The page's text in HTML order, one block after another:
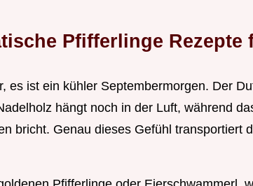
Pfifferlinge Rezepte
es ist ein kühler Septembermorgen. Der
hängt noch in der Luft, während
bricht. Genau dieses Gefühl transportiert